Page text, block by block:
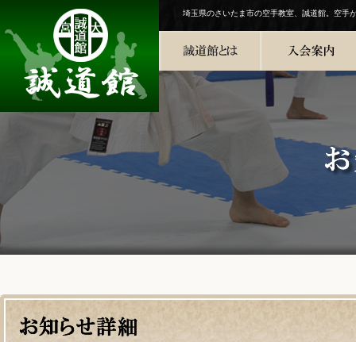
埼玉県のさいたま市の空手教室、誠道館。空手